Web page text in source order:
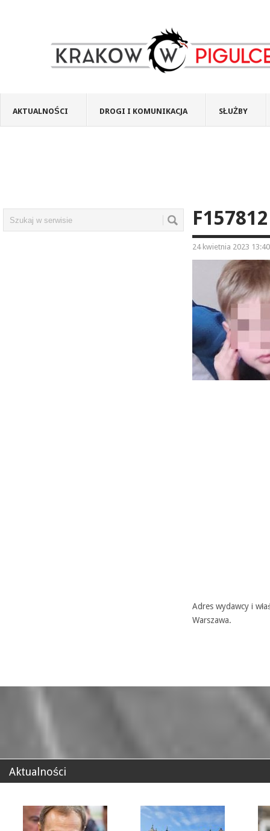
AKTUALNOŚCI DROGI I KOMUNIKACJA SŁUŻBY
24 kwietnia 2023 13:40
Adres wydawcy i
Warszawa.
Aktualności